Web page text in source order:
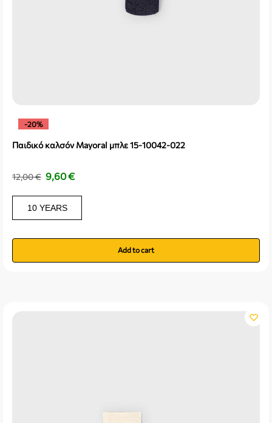
-20%
Παιδικό καλσόν Mayoral μπλε 15-10042-022
12,00€ 9,60€
10 YEARS
Add to cart